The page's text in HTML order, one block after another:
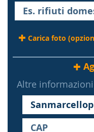
Carica foto
Altre informazioni